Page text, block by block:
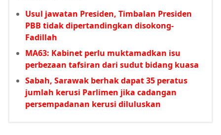
Usul jawatan Presiden, Timbalan Presiden
PBB tidak dipertandingkan disokong-
Fadillah
MA63: Kabinet perlu muktamadkan isu
perbezaan tafsiran dari sudut bidang kuasa
Sabah, Sarawak berhak dapat 35 peratus
jumlah kerusi Parlimen jika cadangan
persempadanan kerusi diluluskan